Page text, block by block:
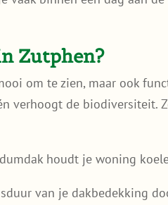
Zutphen?
om te zien, maar ook
verhoogt de biodiversiteit.
houdt je woning
van je dakbedekking